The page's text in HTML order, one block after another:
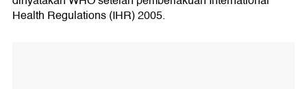
Health Regulations (IHR) 2005.